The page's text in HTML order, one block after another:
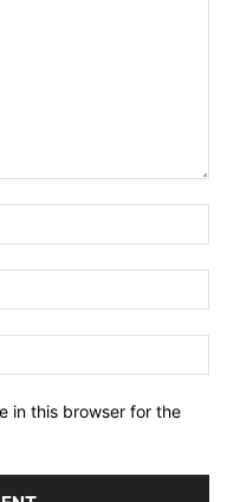
in this browser for the